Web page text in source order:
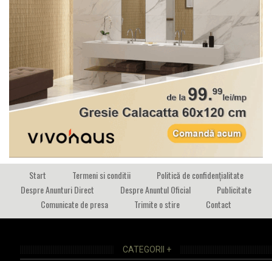
Start Termeni si conditii
Politică de confidențialitate
Despre Anunturi Direct
Despre Anuntul Oficial
Publicitate
Comunicate de presa
Trimite o stire Contact
CATEGORII +